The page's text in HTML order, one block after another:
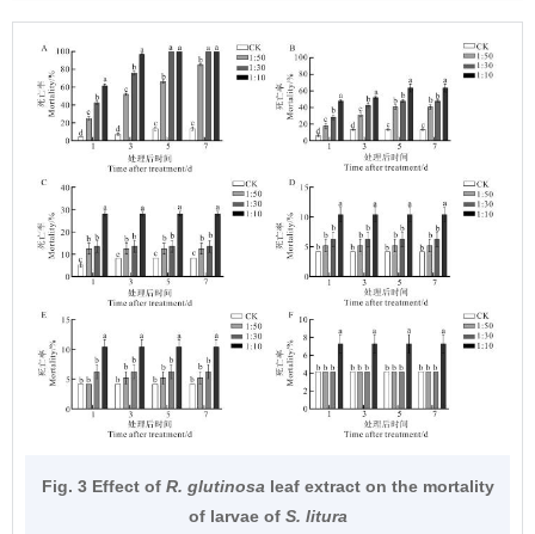
Fig. 3 Effect of R. glutinosa leaf extract on the mortality
of larvae of S. litura